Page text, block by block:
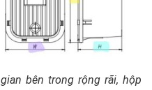
bên trong rộng rãi, hộp